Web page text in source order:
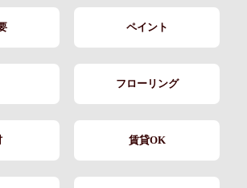
ペイント
フローリング
賃貸OK